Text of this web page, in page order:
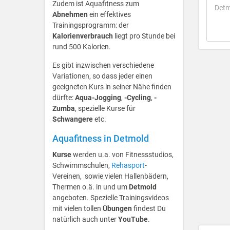
Zudem ist Aquafitness zum
Abnehmen ein effektives
Trainingsprogramm: der
Kalorienverbrauch liegt pro Stunde bei
rund 500 Kalorien.
Es gibt inzwischen verschiedene
Variationen, so dass jeder einen
geeigneten Kurs in seiner Nähe finden
dürfte:Aqua-Jogging, -Cycling, -
Zumba, spezielle Kurse für
Schwangereetc.
Aquafitness in Detmold
Kursewerden u.a. von Fitnessstudios,
Schwimmschulen, Rehasport-
Vereinen, sowie vielen Hallenbädern,
Thermen o.ä. in und um Detmold
angeboten. Spezielle Trainingsvideos
mit vielen tollen Übungen findest Du
natürlich auch unterYouTube.